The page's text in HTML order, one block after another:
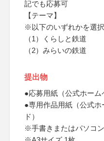
記でも応募可
【テーマ】
※以下のいずれかを選択
（1）くらしと鉄道
（2）みらいの鉄道
提出物
●応募用紙（公式ホーム
●専用作品用紙（公式
ド）
※手書きまたはパソコ